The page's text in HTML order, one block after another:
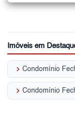
Imóveis em
keyboard_arrow_right
keyboard_arrow_right